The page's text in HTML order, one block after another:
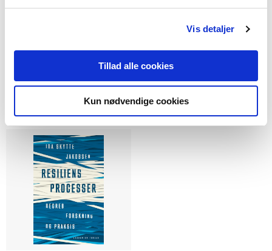
Vis detaljer
Tillad alle cookies
Kun nødvendige cookies
unge i mistrivsel
Maja Natacha Haack Lisbeth Rask
Fra
sindslidelse
Benny Lihme
299,00 KR.